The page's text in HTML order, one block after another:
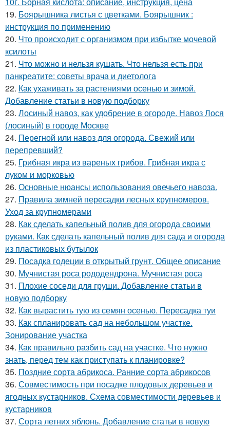
19. Боярышника листья с цветками. Боярышник :
инструкция по применению
20. Что происходит с организмом при избытке мочевой
ксилоты
21. Что можно и нельзя кушать. Что нельзя есть при
панкреатите: советы врача и диетолога
22. Как ухаживать за растениями осенью и зимой.
Добавление статьи в новую подборку
23. Лосиный навоз, как удобрение в огороде. Навоз Лося
(лосиный) в городе Москве
24. Перегной или навоз для огорода. Свежий или
перепревший?
25. Грибная икра из вареных грибов. Грибная икра с
луком и морковью
26. Основные нюансы использования овечьего навоза.
27. Правила зимней пересадки лесных крупномеров.
Уход за крупномерами
28. Как сделать капельный полив для огорода своими
руками. Как сделать капельный полив для сада и огорода
из пластиковых бутылок
29. Посадка годеции в открытый грунт. Общее описание
30. Мучнистая роса рододендрона. Мучнистая роса
31. Плохие соседи для груши. Добавление статьи в
новую подборку
32. Как вырастить тую из семян осенью. Пересадка туи
33. Как спланировать сад на небольшом участке.
Зонирование участка
34. Как правильно разбить сад на участке. Что нужно
знать, перед тем как приступать к планировке?
35. Поздние сорта абрикоса. Ранние сорта абрикосов
36. Совместимость при посадке плодовых деревьев и
ягодных кустарников. Схема совместимости деревьев и
кустарников
37. Сорта летних яблонь. Добавление статьи в новую